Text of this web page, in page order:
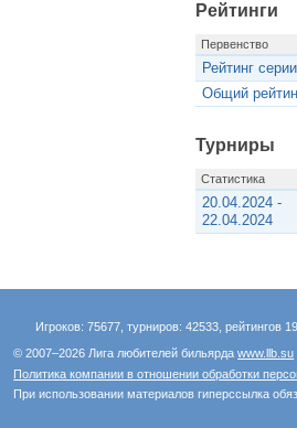
Рейтинги
Первенство
Рейтинг
Общий
Турниры
Статистика
20.04.2024 -
22.04.2024
Игроков: 75677, турниров: 42533, рейтингов
© 2007–2026 Лига любителей бильярдаwww.llb.su
Политика компании в отношении обработки
При использовании материалов гиперссылка